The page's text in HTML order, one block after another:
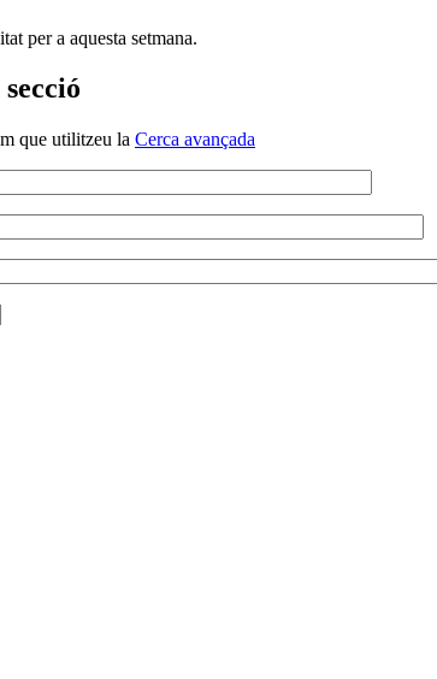
per a aquesta setmana.
que utilitzeu la Cerca avançada